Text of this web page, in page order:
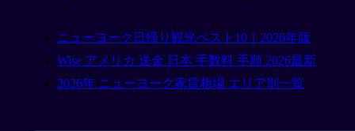
ニューヨーク日帰り観光ベスト10｜2026年版
Wise アメリカ 送金 日本 手数料 手順 2026最新
2026年 ニューヨーク家賃相場 エリア別一覧